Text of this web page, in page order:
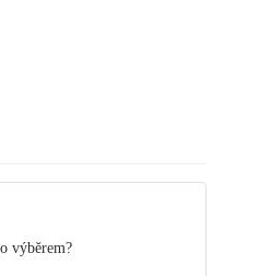
výběrem?